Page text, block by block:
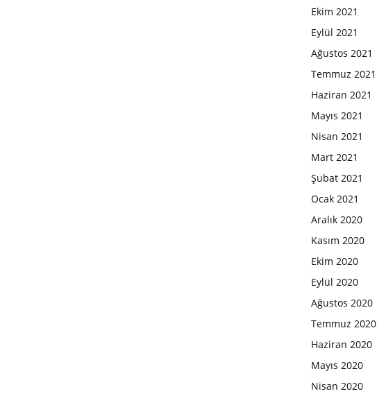
Ekim 2021
Eylül 2021
Ağustos 2021
Temmuz 2021
Haziran 2021
Mayıs 2021
Nisan 2021
Mart 2021
Şubat 2021
Ocak 2021
Aralık 2020
Kasım 2020
Ekim 2020
Eylül 2020
Ağustos 2020
Temmuz 2020
Haziran 2020
Mayıs 2020
Nisan 2020